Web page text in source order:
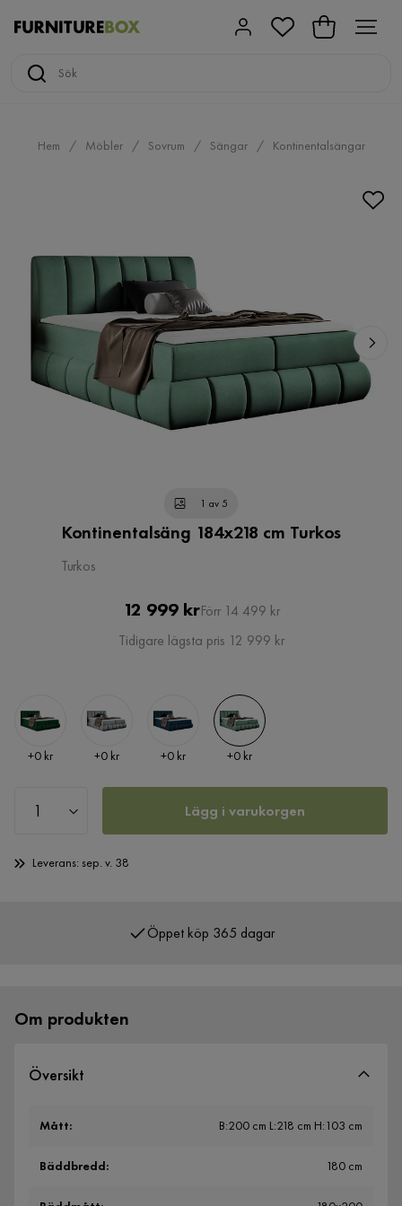
Hem Möbler Sovrum Sängar Kontinentalsängar
1 av 5
Kontinentalsäng 184x218 cm Turkos
Turkos
Pris
12 999 krOriginal
Pris
Förr 14 499 kr
Tidigare lägsta pris 12 999 kr
Pris
+0 kr Pris
+0 kr Pris
+0 kr Pris
+0 kr
Lägg i varukorgen
Leverans: sep. v. 38
Över 400 000 nöjda kunder
Om produkten
Översikt
Mått: B:200 cm L:218 cm H:103 cm
Bäddbredd: 180 cm